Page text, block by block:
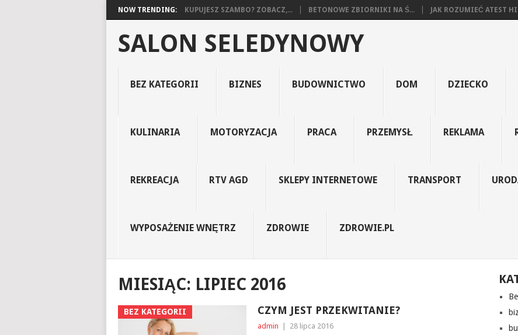
NOW TRENDING: KUPUJESZ SZAMBO? ZOBACZ,... BETONOWE ZBIORNIKI NA Ś... JAK ROZUMIEĆ ATEST
SALON SELEDYNOWY
BEZ KATEGORII BIZNES BUDOWNICTWO DOM DZIECKO
KULINARIA MOTORYZACJA PRACA PRZEMYSŁ REKLAMA
REKREACJA RTV AGD SKLEPY INTERNETOWE TRANSPORT
WYPOSAŻENIE WNĘTRZ ZDROWIE ZDROWIE.PL
MIESIĄC: LIPIEC 2016
BEZ KATEGORII CZYM JEST PRZEKWITANIE?
admin 28 lipca 2016